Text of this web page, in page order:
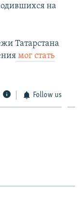
на
Татарстана
мог стать
Follow us